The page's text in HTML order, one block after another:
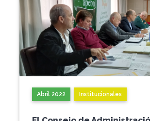
Abril 2022 Institucionales